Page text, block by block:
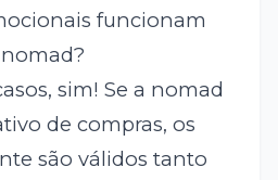
funcionam
sim! Se a nomad
de compras, os
são válidos tanto